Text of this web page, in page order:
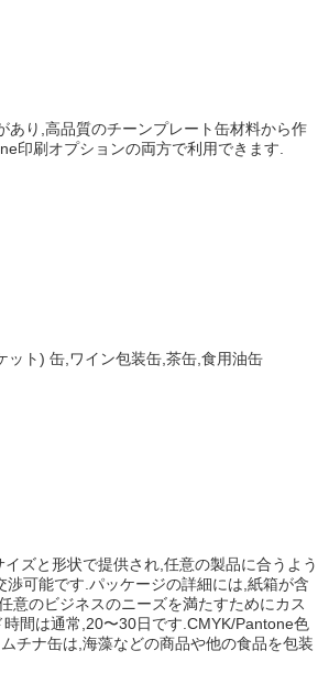
あり,高品質のチーンプレート缶材料から作
印刷オプションの両方で利用できます.
ット) 缶,ワイン包装缶,茶缶,食用油缶
ズと形状で提供され,任意の製品に合うよう
可能です.パッケージの詳細には,紙箱が含
意のビジネスのニーズを満たすためにカス
間は通常,20〜30日です.CMYK/Pantone色
チナ缶は,海藻などの商品や他の食品を包装